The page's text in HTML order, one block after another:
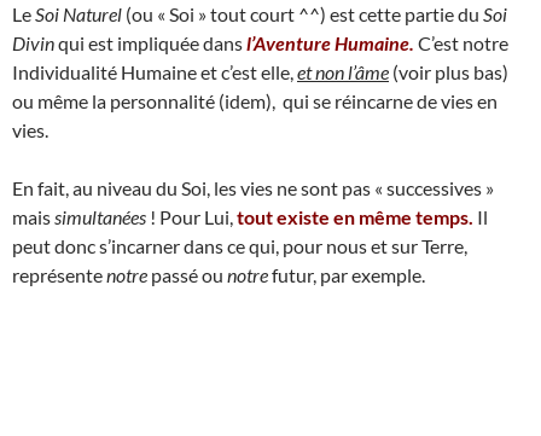
Le Soi Naturel (ou « Soi » tout court ^^) est cette partie du Soi
Divinqui est impliquée dansl’Aventure Humaine. C’est notre
Individualité Humaine et c’est elle, et non l’âme (voir plus bas)
ou même la personnalité (idem), qui se réincarne de vies en
vies.
En fait, au niveau du Soi, les vies ne sont pas « successives »
mais simultanées ! Pour Lui, tout existe en même temps. Il
peut donc s’incarner dans ce qui, pour nous et sur Terre,
représentenotre passé ou notrefutur, par exemple.